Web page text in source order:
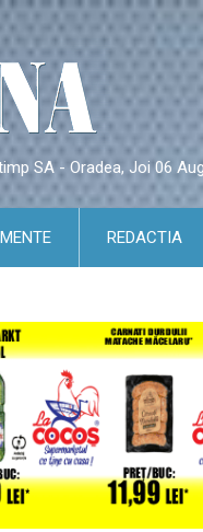
SA - Oradea, Joi 06
REDACTIA